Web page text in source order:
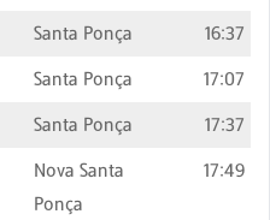
Santa Ponça
16:37
Santa Ponça
17:07
Santa Ponça 17:37
Nova Santa
Ponça
17:49